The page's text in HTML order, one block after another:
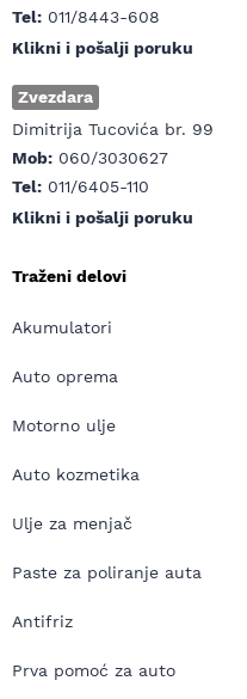
Tel: 011/8443-608
Klikni i pošalji poruku
Zvezdara
Dimitrija Tucovića br. 99
Mob: 060/3030627
Tel: 011/6405-110
Klikni i pošalji poruku
Traženi delovi
Akumulatori
Auto oprema
Motorno ulje
Auto kozmetika
Ulje za menjač
Paste za poliranje auta
Antifriz
Prva pomoć za auto